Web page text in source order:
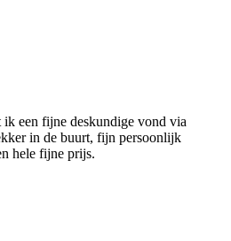
een fijne deskundige vond via
in de buurt, fijn persoonlijk
hele fijne prijs.